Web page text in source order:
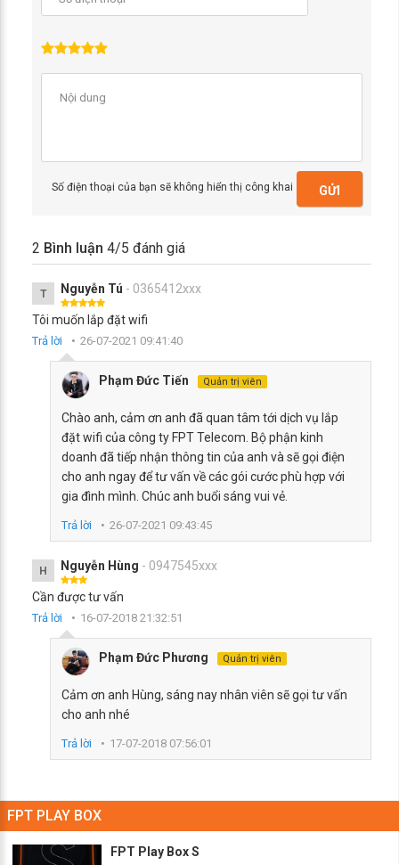
Số điện thoại của bạn sẽ không hiển thị công khai GỬI
2 Bình luận 4/5 đánh giá
T Nguyễn Tú - 0365412xxx
Tôi muốn lắp đặt wifi
Trả lời 26-07-2021 09:41:40
Phạm Đức Tiến Quản trị viên
Chào anh, cảm ơn anh đã quan tâm tới dịch vụ lắp
đặt wifi của công ty FPT Telecom. Bộ phận kinh
doanh đã tiếp nhận thông tin của anh và sẽ gọi điện
cho anh ngay để tư vấn về các gói cước phù hợp với
gia đình mình. Chúc anh buổi sáng vui vẻ.
Trả lời 26-07-2021 09:43:45
H Nguyễn Hùng - 0947545xxx
Cần được tư vấn
Trả lời 16-07-2018 21:32:51
Phạm Đức Phương Quản trị viên
Cảm ơn anh Hùng, sáng nay nhân viên sẽ gọi tư vấn
cho anh nhé
Trả lời 17-07-2018 07:56:01
FPT PLAY BOX
FPT Play Box S